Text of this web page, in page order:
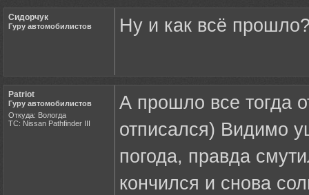
Сидорчук
Гуру автомобилистов Ну и как всё
Patriot
Гуру автомобилистов
Откуда: Вологда
ТС: Nissan Pathfinder III
А прошло все тогда
отписался) Видимо
погода, правда
кончился и снова